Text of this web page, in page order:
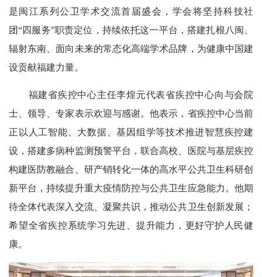
是闽江系列公卫学术交流首届盛会，学会将坚持科技社
团“四服务”职责定位，持续依托这一平台，搭建扎根八闽、
辐射东南、面向未来的常态化高端学术品牌，为健康中国建
设贡献福建力量。
福建省疾控中心主任李煌元代表省疾控中心向与会院
士、领导、专家表示欢迎与感谢。他表示，省疾控中心当前
正以人工智能、大数据、基因组学等技术推进智慧疾控建
设，搭建多病种监测预警平台，联合高校、医院与基层疾控
构建医防教融合、研产销转化一体的高水平公共卫生科研创
新平台，持续提升重大疫情防控与公共卫生应急能力。他期
待全体代表深入交流、凝聚共识，推动公共卫生创新发展；
希望全省疾控系统学习先进、提升能力，更好守护人民健
康。